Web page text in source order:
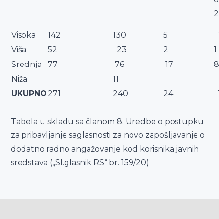
Visoka 142 130 5
Viša
52 23 2
1
Srednja
77 76 17
8
Niža
11
UKUPNO 271 240 24
Tabela u skladu sa članom 8. Uredbe o postupku
za pribavljanje saglasnosti za novo zapošljavanje o
dodatno radno angažovanje kod korisnika javnih
sredstava („Sl.glasnik RS“ br. 159/20)